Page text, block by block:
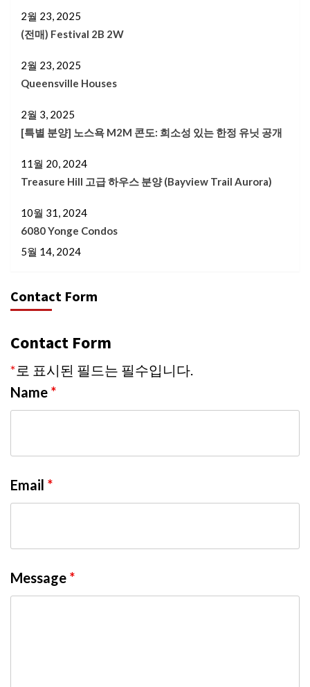
2월 23, 2025
(전매) Festival 2B 2W
2월 23, 2025
Queensville Houses
2월 3, 2025
[특별 분양] 노스욕 M2M 콘도: 희소성 있는 한정 유닛 공개
11월 20, 2024
Treasure Hill 고급 하우스 분양 (Bayview Trail Aurora)
10월 31, 2024
6080 Yonge Condos
5월 14, 2024
Contact Form
Contact Form
*로 표시된 필드는 필수입니다.
Name *
Email *
Message *